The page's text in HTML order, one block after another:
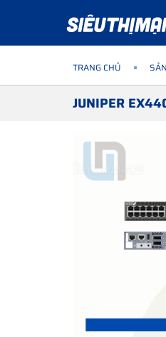
TRANG CHỦ
JUNIPER